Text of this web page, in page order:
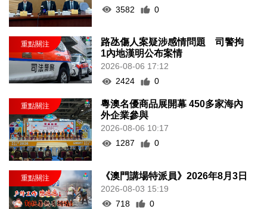
3582
0
路氹傷人案疑涉感情問題 司警拘
1內地漢明公布案情
2026-08-06 17:12
2424
0
粵澳名優商品展開幕 450多家海內
外企業參與
2026-08-06 10:17
1287
0
《澳門講場特派員》2026年8月3日
2026-08-03 15:19
718
0